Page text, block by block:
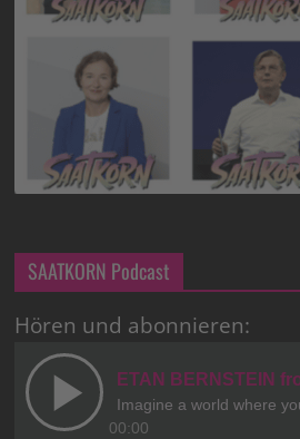
SAATKORN Podcast
Hören und abonnieren: